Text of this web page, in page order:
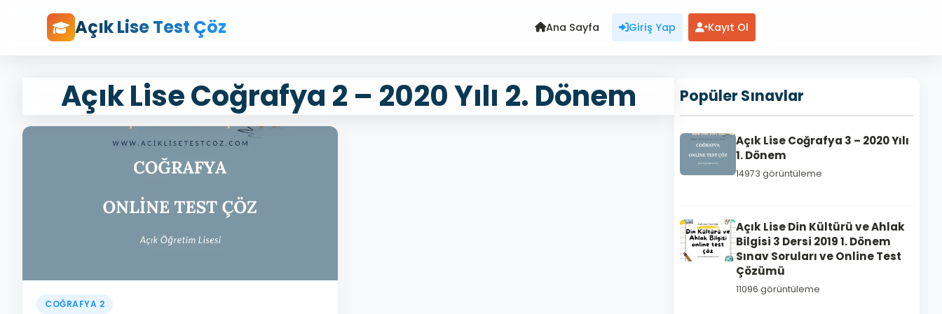
Açık Lise Test Çöz Ana Sayfa Giriş Yap Kayıt Ol
Açık Lise Coğrafya 2 – 2020 Yılı 2. Dönem
COĞRAFYA 2
Popüler Sınavlar
Açık Lise Coğrafya 3 – 2020 Yılı
1. Dönem
14973 görüntüleme
Açık Lise Din Kültürü ve Ahlak
Bilgisi 3 Dersi 2019 1. Dönem
Sınav Soruları ve Online Test
Çözümü
11096 görüntüleme